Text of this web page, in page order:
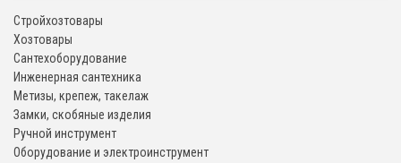
Стройхозтовары
Хозтовары
Сантехоборудование
Инженерная сантехника
Метизы, крепеж, такелаж
Замки, скобяные изделия
Ручной инструмент
Оборудование и электроинструмент